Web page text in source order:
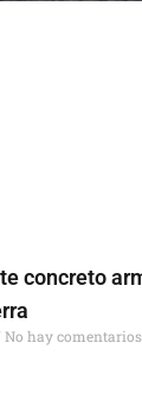
concreto
No hay comentarios